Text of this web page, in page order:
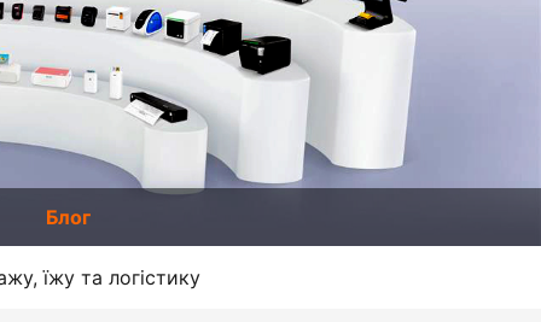
Блог
їжу та логістику